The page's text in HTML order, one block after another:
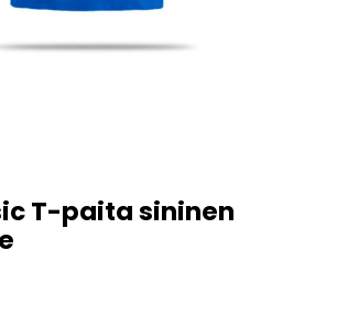
T-paita sininen